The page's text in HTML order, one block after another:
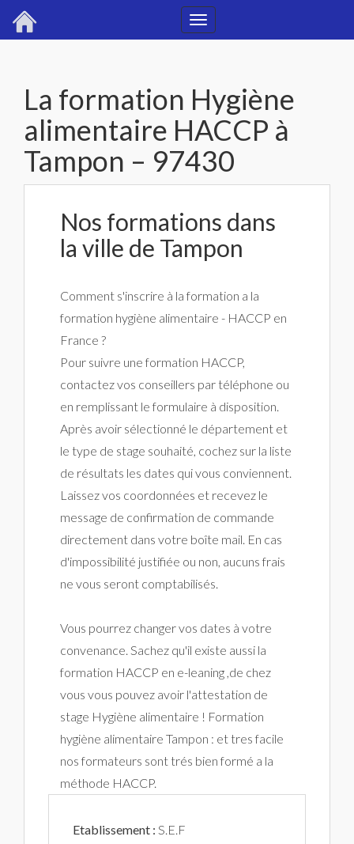
Toggle
La formation Hygiène
alimentaire HACCP à
Tampon – 97430
Nos formations dans
la ville de Tampon
Comment s'inscrire à la formation a la
formation hygiène alimentaire - HACCP en
France ?
Pour suivre une formation HACCP,
contactez vos conseillers par téléphone ou
en remplissant le formulaire à disposition.
Après avoir sélectionné le département et
le type de stage souhaité, cochez sur la liste
de résultats les dates qui vous conviennent.
Laissez vos coordonnées et recevez le
message de confirmation de commande
directement dans votre boîte mail. En cas
d'impossibilité justifiée ou non, aucuns frais
ne vous seront comptabilisés.
Vous pourrez changer vos dates à votre
convenance. Sachez qu'il existe aussi la
formation HACCP en e-leaning ,de chez
vous vous pouvez avoir l'attestation de
stage Hygiène alimentaire ! Formation
hygiène alimentaire Tampon : et tres facile
nos formateurs sont trés bien formé a la
méthode HACCP.
Etablissement : S.E.F